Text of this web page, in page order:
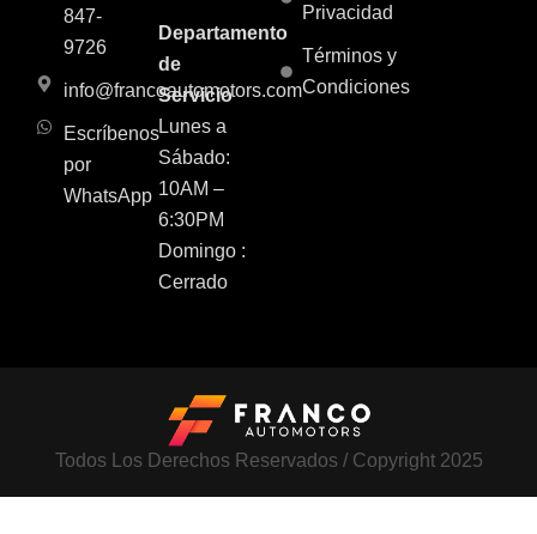
847-
9726
info@francoautomotors.com
Escríbenos
por
WhatsApp
Departamento
de
Servicio
Lunes a
Sábado:
10AM –
6:30PM
Domingo :
Cerrado
Privacidad
Términos y
Condiciones
Todos Los Derechos Reservados / Copyright 2025